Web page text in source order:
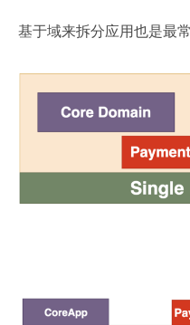
基于域来拆分应用也是最